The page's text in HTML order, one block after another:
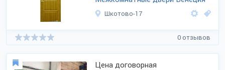
Шкотово-17
0 отзывов
Цена договорная